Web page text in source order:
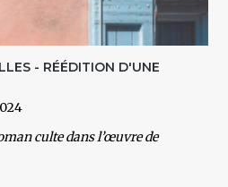
- RÉÉDITION D'UNE
culte dans l’œuvre de